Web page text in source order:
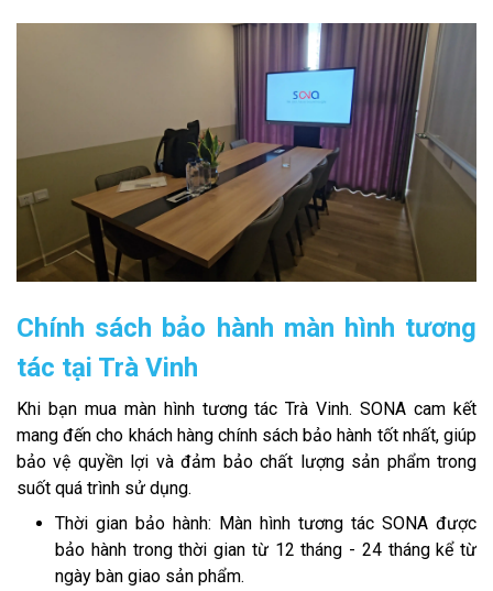
Chính sách bảo hành màn hình tương
tác tại Trà Vinh
Khi bạn mua màn hình tương tác Trà Vinh. SONA cam kết
mang đến cho khách hàng chính sách bảo hành tốt nhất, giúp
bảo vệ quyền lợi và đảm bảo chất lượng sản phẩm trong
suốt quá trình sử dụng.
Thời gian bảo hành: Màn hình tương tác SONA được
bảo hành trong thời gian từ 12 tháng - 24 tháng kể từ
ngày bàn giao sản phẩm.